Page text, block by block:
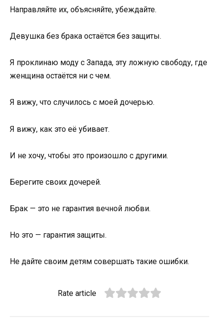
Направляйте их, объясняйте, убеждайте.
Девушка без брака остаётся без защиты.
Я проклинаю моду с Запада, эту ложную свободу, где
женщина остаётся ни с чем.
Я вижу, что случилось с моей дочерью.
Я вижу, как это её убивает.
И не хочу, чтобы это произошло с другими.
Берегите своих дочерей.
Брак — это не гарантия вечной любви.
Но это — гарантия защиты.
Не дайте своим детям совершать такие ошибки.
Rate article